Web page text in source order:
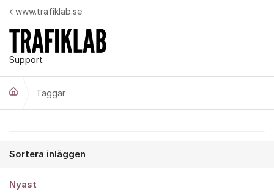
Hoppa till innehåll
Support
www.trafiklab.se
Taggar
Sortera inläggen
Nyast